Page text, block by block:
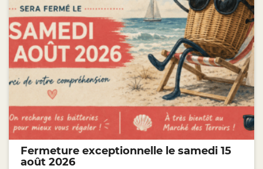
Fermeture exceptionnelle le samedi 15
août 2026